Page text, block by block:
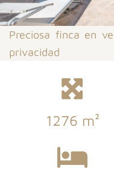
Preciosa finca en
privacidad
1276 m²